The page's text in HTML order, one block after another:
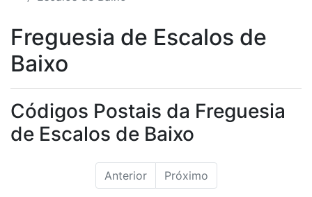
Freguesia de Escalos de
Baixo
Códigos Postais da Freguesia
de Escalos de Baixo
Anterior Próximo